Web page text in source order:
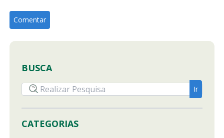
BUSCA
CATEGORIAS